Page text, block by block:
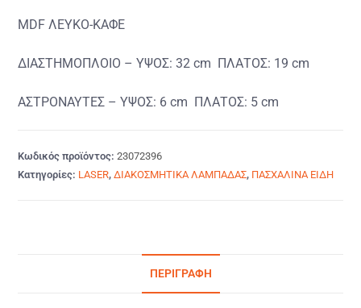
MDF ΛΕΥΚΟ-ΚΑΦΕ
ΔΙΑΣΤΗΜΟΠΛΟΙΟ – ΥΨΟΣ: 32 cm ΠΛΑΤΟΣ: 19 cm
ΑΣΤΡΟΝΑΥΤΕΣ – ΥΨΟΣ: 6 cm ΠΛΑΤΟΣ: 5 cm
Κωδικός προϊόντος:23072396
Κατηγορίες: LASER,ΔΙΑΚΟΣΜΗΤΙΚΑ ΛΑΜΠΑΔΑΣ, ΠΑΣΧΑΛΙΝΑ ΕΙΔΗ
ΠΕΡΙΓΡΑΦΉ